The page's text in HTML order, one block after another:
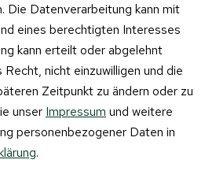
Die Datenverarbeitung kann mit
eines berechtigten Interesses
kann erteilt oder abgelehnt
nicht einzuwilligen und die
Zeitpunkt zu ändern oder zu
unser Impressum und weitere
personenbezogener Daten in
.